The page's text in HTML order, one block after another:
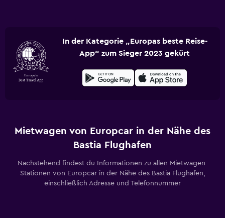
In der Kategorie „Europas beste Reise-
App“ zum Sieger 2023 gekürt
Mietwagen von Europcar in der Nähe des
Bastia Flughafen
Nachstehend findest du Informationen zu allen Mietwagen-
Stationen von Europcar in der Nähe des Bastia Flughafen,
einschließlich Adresse und Telefonnummer